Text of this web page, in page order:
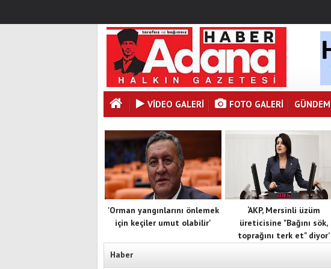
VİDEO GALERİ FOTO GALERI GÜNDEM
'Orman yangınlarını önlemek
için keçiler umut olabilir'
‘AKP, Mersinli üzüm
üreticisine "Bağını sök,
toprağını terk et" diyor’
Haber